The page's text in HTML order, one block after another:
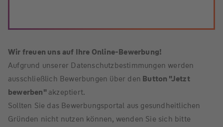
Wir freuen uns auf Ihre Online-Bewerbung!
Aufgrund unserer Datenschutzbestimmungen werden
ausschließlich Bewerbungen über den Button "Jetzt
bewerben" akzeptiert.
Sollten Sie das Bewerbungsportal aus gesundheitlichen
Gründen nicht nutzen können, wenden Sie sich bitte